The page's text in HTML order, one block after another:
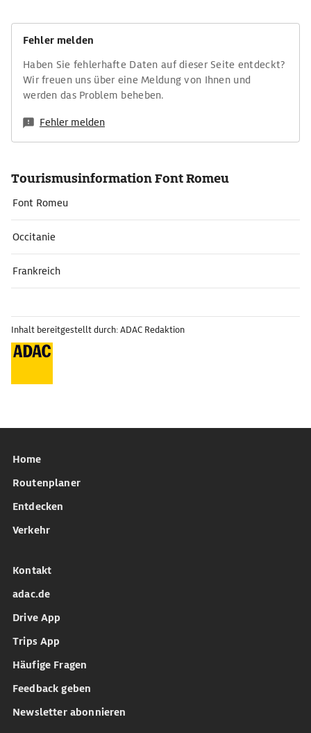
Fehler melden
Haben Sie fehlerhafte Daten auf dieser Seite entdeckt?
Wir freuen uns über eine Meldung von Ihnen und
werden das Problem beheben.
Fehler melden
Tourismusinformation Font Romeu
Font Romeu
Occitanie
Frankreich
Inhalt bereitgestellt durch: ADAC Redaktion
Home
Routenplaner
Entdecken
Verkehr
Kontakt
adac.de
Drive App
Trips App
Häufige Fragen
Feedback geben
Newsletter abonnieren